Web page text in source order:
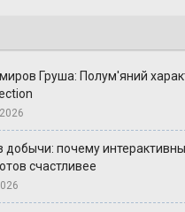
Груша: Полум'яний
добычи: почему
счастливее